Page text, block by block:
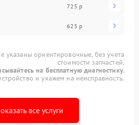
725 р
625 р
указаны ориентировочные, без учета
стоимости запчастей.
на бесплатную диагностику.
и укажем на неисправность.
все услуги